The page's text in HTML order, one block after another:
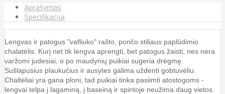
Aprašymas
Specifikacija
Lengvas ir patogus "vafliuko" rašto, pončo stiliaus paplūdimio
chalatėlis. Kurį net tik lengva aprengti, bet patogus žaisti, nes nėra
varžomi judesiai, o po maudynių puikiai sugeria drėgmę.
Sušlapusius plaukučius ir ausytes galima uždenti gobtuvėliu.
Chaltėliai yra gana ploni, tad puikiai tinka pasiimti atostogoms -
lengvai telpa į lagaminą, į baseiną ir spintoje neužima daug vietos.